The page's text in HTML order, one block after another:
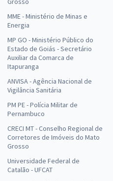
MME - Ministério de Minas e
Energia
MP GO - Ministério Público do
Estado de Goiás - Secretário
Auxiliar da Comarca de
Itapuranga
ANVISA - Agência Nacional de
Vigilância Sanitária
PM PE - Polícia Militar de
Pernambuco
CRECI MT - Conselho Regional de
Corretores de Imóveis do Mato
Grosso
Universidade Federal de
Catalão - UFCAT